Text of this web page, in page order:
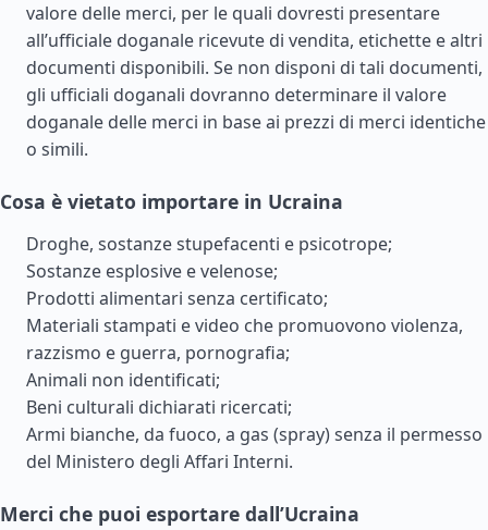
valore delle merci, per le quali dovresti presentare
all’ufficiale doganale ricevute di vendita, etichette e altri
documenti disponibili. Se non disponi di tali documenti,
gli ufficiali doganali dovranno determinare il valore
doganale delle merci in base ai prezzi di merci identiche
o simili.
Cosa è vietato importare in Ucraina
Droghe, sostanze stupefacenti e psicotrope;
Sostanze esplosive e velenose;
Prodotti alimentari senza certificato;
Materiali stampati e video che promuovono violenza,
razzismo e guerra, pornografia;
Animali non identificati;
Beni culturali dichiarati ricercati;
Armi bianche, da fuoco, a gas (spray) senza il permesso
del Ministero degli Affari Interni.
Merci che puoi esportare dall’Ucraina